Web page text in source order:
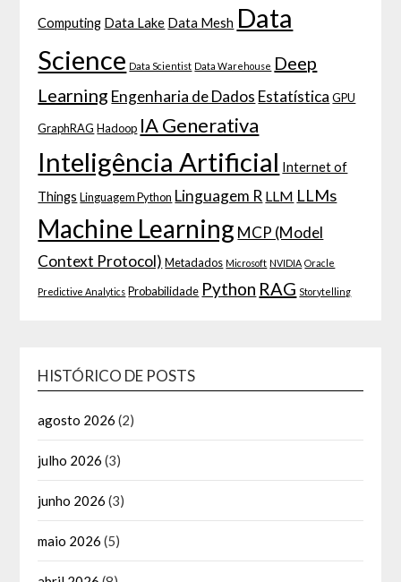
Computing Data Lake Data Mesh Data
Science Data Scientist Data Warehouse Deep
Learning Engenharia de Dados Estatística GPU
GraphRAG Hadoop IA Generativa
Inteligência Artificial Internet of
Things Linguagem Python Linguagem R LLM LLMs
Machine Learning MCP (Model
Context Protocol) Metadados Microsoft NVIDIA Oracle
Predictive Analytics Probabilidade Python RAG Storytelling
HISTÓRICO DE POSTS
agosto 2026 (2)
julho 2026 (3)
junho 2026 (3)
maio 2026 (5)